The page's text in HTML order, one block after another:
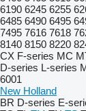
6190 6245 6255
6485 6490 6495
7495 7616 7618
8140 8150 8220
CX F-series MC
D-series L-series
6001
New Holland
BR D-series E-